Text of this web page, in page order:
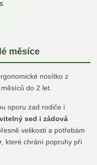
měsíce
nosítko z
do 2 let.
oporu zad rodiče i
sed i zádová
velikosti a potřebám
, které chrání popruhy při